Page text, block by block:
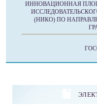
ИННОВАЦИОННАЯ
(НИКО) ПО